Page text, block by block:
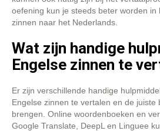
oefening kun je steeds beter worden in
zinnen naar het Nederlands.
Wat zijn handige
Engelse zinnen te
Er zijn verschillende handige
Engelse zinnen te vertalen en de juiste
brengen. Online woordenboeken en
Google Translate, DeepL en Linguee